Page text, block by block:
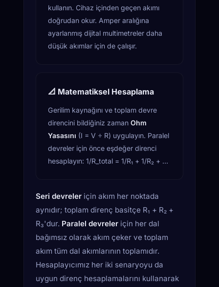
kullanın. Cihaz içinden geçen akımı
doğrudan okur. Amper aralığına
ayarlanmış dijital multimetreler daha
düşük akımlar için de çalışır.
📐 Matematiksel Hesaplama
Gerilim kaynağını ve toplam devre
direncini bildiğiniz zaman Ohm
Yasasını (I = V ÷ R) uygulayın. Paralel
devreler için önce eşdeğer direnci
hesaplayın: 1/R_total = 1/R₁ + 1/R₂ + …
Seri devreler için akım her noktada
aynıdır; toplam direnç basitçe R₁ + R₂ +
R₃'dur. Paralel devreler için her dal
bağımsız olarak akım çeker ve toplam
akım tüm dal akımlarının toplamıdır.
Hesaplayıcımız her iki senaryoyu da
uygun direnç hesaplamalarını kullanarak